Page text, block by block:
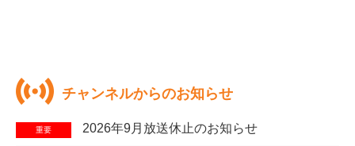
チャンネルからのお知らせ
重要 2026年9月放送休止のお知らせ